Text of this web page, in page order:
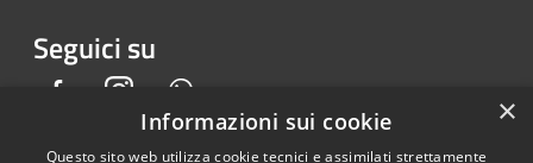
Seguici su
FacebookInstagram
×
Informazioni sui cookie
Questo sito web utilizza cookie tecnici e assimilati strettamente